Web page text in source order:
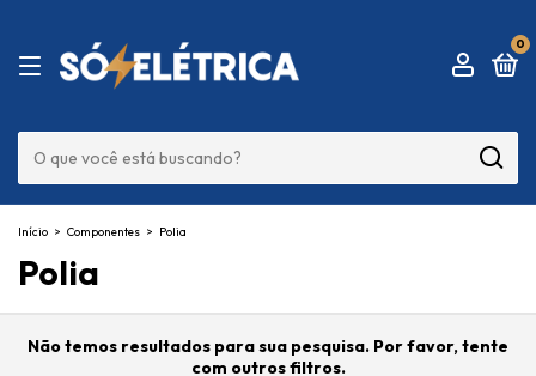
0
Início > Componentes > Polia
Polia
Não temos resultados para sua pesquisa. Por favor, tente
com outros filtros.